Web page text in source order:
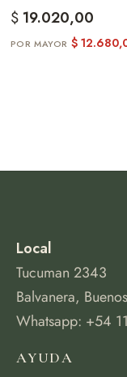
$19.020,00
$
Local
Tucuman 2343
Balvanera,
Whatsapp: +54
AYUDA